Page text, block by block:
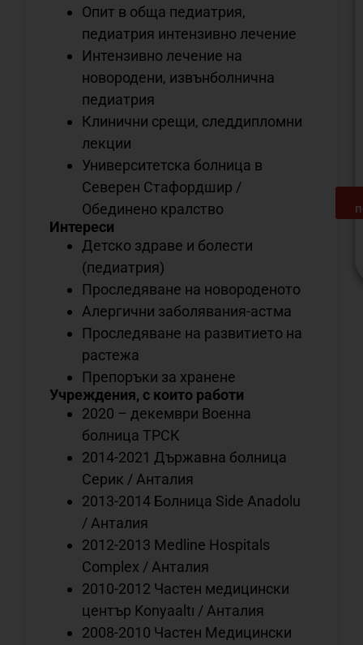
Опит в обща педиатрия,
педиатрия интензивно лечение
Интензивно лечение на
новородени, извънболнична
педиатрия
Клинични срещи, следдипломни
лекции
Университетска болница в
Северен Стафордшир /
Обединено кралство
Интереси
Детско здраве и болести
(педиатрия)
Проследяване на новороденото
Алергични заболявания-астма
Проследяване на развитието на
растежа
Препоръки за хранене
Учреждения, с които работи
2020 – декември Военна
болница ТРСК
2014-2021 Държавна болница
Серик / Анталия
2013-2014 Болница Side Anadolu
/ Анталия
2012-2013 Medline Hospitals
Complex / Анталия
2010-2012 Частен медицински
център Konyaaltı / Анталия
2008-2010 Частен Медицински